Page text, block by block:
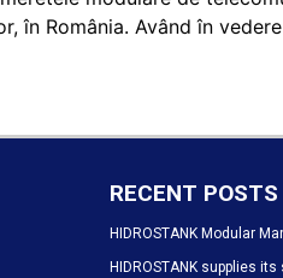
în România. Având în
RECENT POSTS
HIDROSTANK Modular
HIDROSTANK supplies